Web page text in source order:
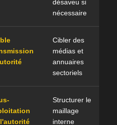
désaveu si
nécessaire
Cibler des
médias et
annuaires
sectoriels
Structurer le
maillage
interne